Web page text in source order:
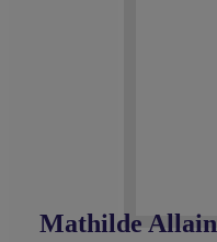
Mathilde Allain